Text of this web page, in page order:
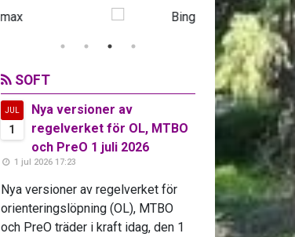
SOFT
JUL
1
Nya versioner av
regelverket för OL, MTBO
och PreO 1 juli 2026
1 jul 2026 17:23
Nya versioner av regelverket för
orienteringslöpning (OL), MTBO
och PreO träder i kraft idag, den 1